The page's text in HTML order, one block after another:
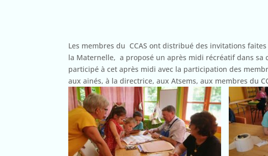
Les membres du CCAS ont distribué des invitations
la Maternelle, a proposé un après midi récréatif dans sa
participé à cet après midi avec la participation des
aux ainés, à la directrice, aux Atsems, aux membres du